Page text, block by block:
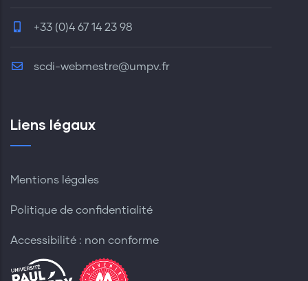
+33 (0)4 67 14 23 98
scdi-webmestre@umpv.fr
Liens légaux
Mentions légales
Politique de confidentialité
Accessibilité : non conforme